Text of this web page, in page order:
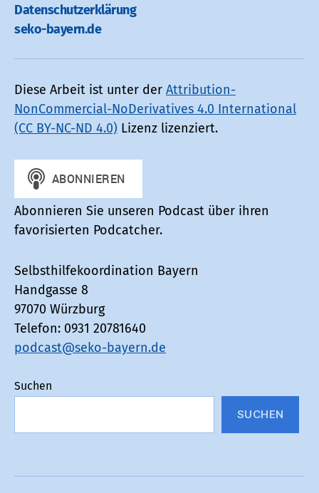
Datenschutz­erklärung
seko-bayern.de
Diese Arbeit ist unter der Attribution-
NonCommercial-NoDerivatives 4.0 International
(CC BY-NC-ND 4.0) Lizenz lizenziert.
Abonnieren Sie unseren Podcast über ihren
favorisierten Podcatcher.
Selbsthilfekoordination Bayern
Handgasse 8
97070 Würzburg
Telefon: 0931 20781640
podcast@seko-bayern.de
Suchen
SUCHEN